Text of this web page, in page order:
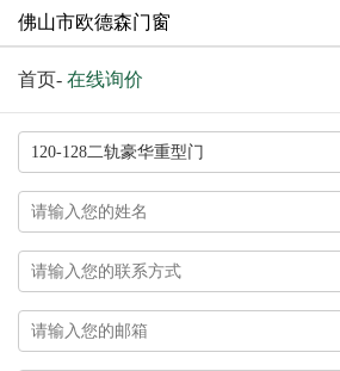
佛山市欧德森门窗
首页- 在线询价